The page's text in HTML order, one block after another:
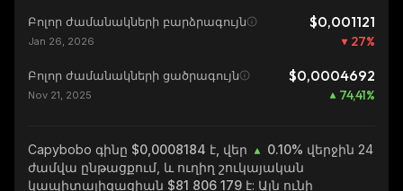
Բոլոր ժամանակների բարձրագույն $0,001121
Jan 26, 2026 27%
Բոլոր ժամանակների ցածրագույն $0,0004692
Nov 21, 2025 74,41%
Capybobo գինը $0,0008184 է, վեր 0.10% վերջին 24
ժամվա ընթացքում, և ուղիղ շուկայական
կապիտալիզացիան $81 806 179 է: Այն ունի